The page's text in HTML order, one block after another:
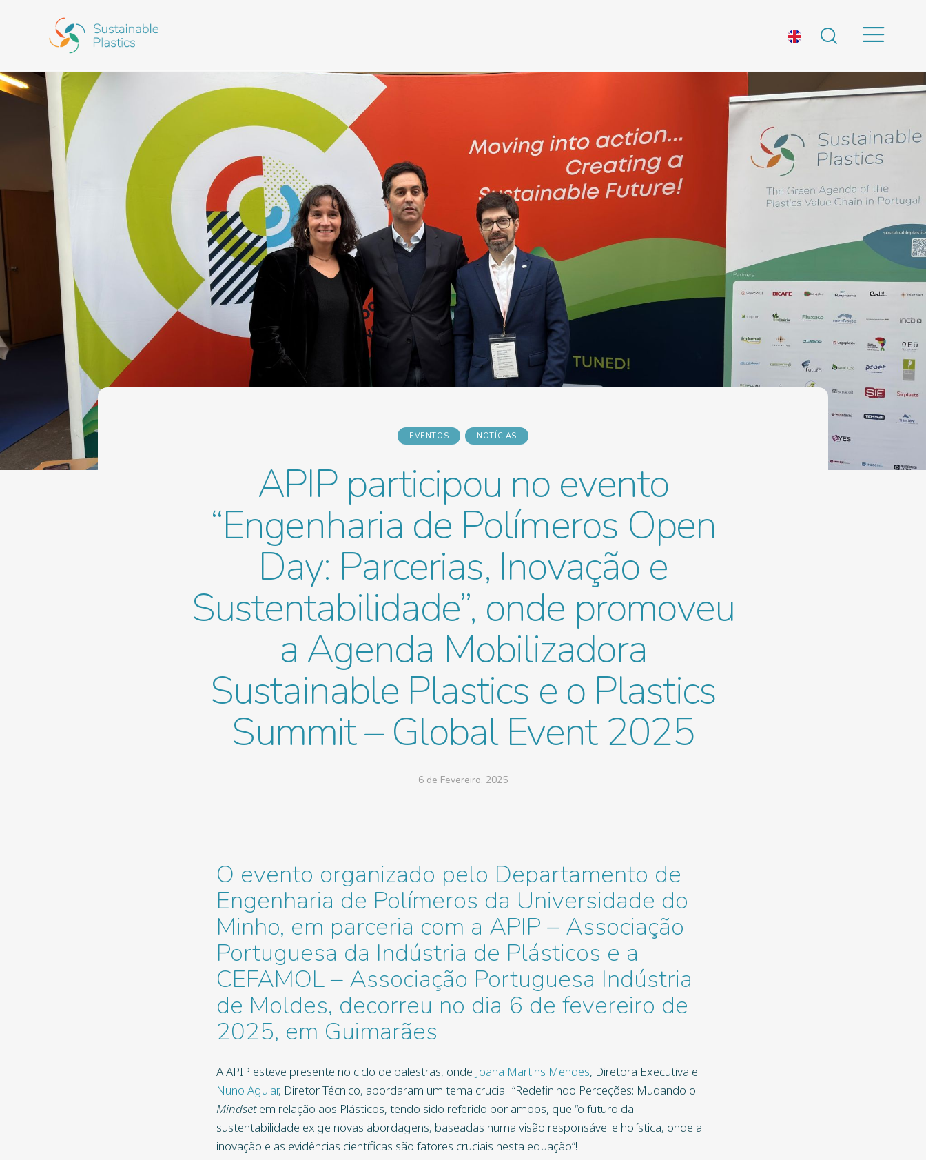
EVENTOS NOTÍCIAS
APIP participou no evento
“Engenharia de Polímeros Open
Day: Parcerias, Inovação e
Sustentabilidade”, onde promoveu
a Agenda Mobilizadora
Sustainable Plastics e o Plastics
Summit – Global Event 2025
6 de Fevereiro, 2025
O evento organizado pelo Departamento de
Engenharia de Polímeros da Universidade do
Minho, em parceria com a APIP – Associação
Portuguesa da Indústria de Plásticos e a
CEFAMOL – Associação Portuguesa Indústria
de Moldes, decorreu no dia 6 de fevereiro de
2025, em Guimarães
A APIP esteve presente no ciclo de palestras, onde Joana Martins Mendes, Diretora Executiva e
Nuno Aguiar, Diretor Técnico, abordaram um tema crucial: “Redefinindo Perceções: Mudando o
Mindsetem relação aos Plásticos, tendo sido referido por ambos, que “o futuro da
sustentabilidade exige novas abordagens, baseadas numa visão responsável e holística, onde a
inovação e as evidências científicas são fatores cruciais nesta equação”!